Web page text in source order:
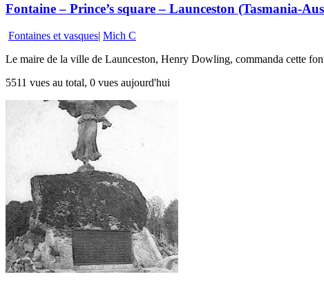
Fontaine – Prince’s square – Launceston (Tasmania-
Fontaines et vasques| Mich C
Le maire de la ville de Launceston, Henry Dowling, commanda cette
5511 vues au total, 0 vues aujourd'hui